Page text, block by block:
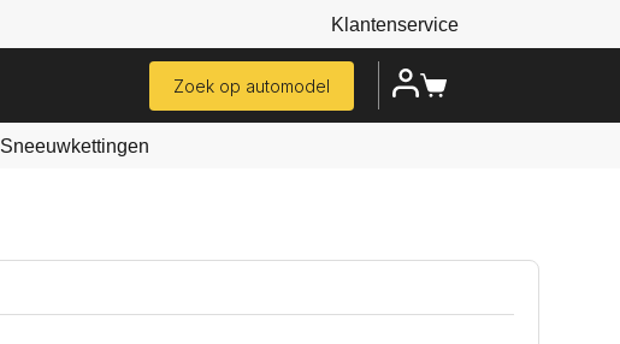
Klantenservice
Zoek op automodel
Sneeuwkettingen